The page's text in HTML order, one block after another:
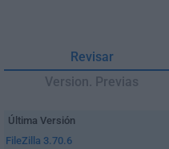
Revisar
Version. Previas
Última Versión
FileZilla 3.70.6